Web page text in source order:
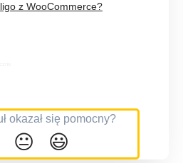
z WooCommerce?
okazał się pomocny?
😐 😃